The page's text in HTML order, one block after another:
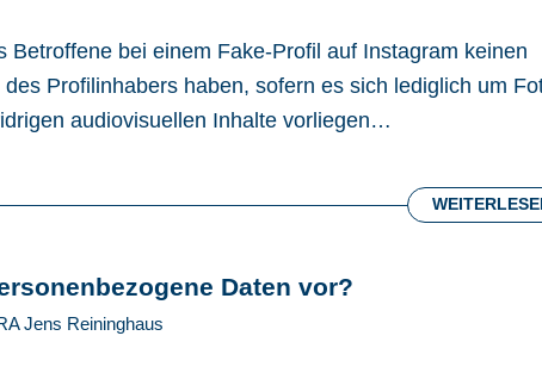
bei einem Fake-Profil auf Instagram keinen
Profilinhabers haben, sofern es sich lediglich um
audiovisuellen Inhalte vorliegen…
Daten vor?
Jens Reininghaus